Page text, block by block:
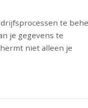
te
je gegevens te
niet alleen je